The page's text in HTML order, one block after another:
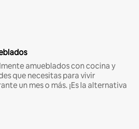
amueblados con cocina y
que necesitas para vivir
un mes o más. ¡Es la alternativa